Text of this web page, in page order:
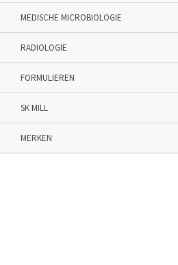
MEDISCHE MICROBIOLOGIE
RADIOLOGIE
FORMULIEREN
SK MILL
MERKEN